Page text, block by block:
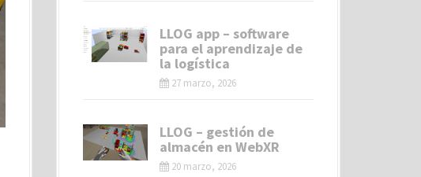
LLOG app – software
para el aprendizaje de
la logística
27 marzo, 2026
LLOG – gestión de
almacén en WebXR
20 marzo, 2026